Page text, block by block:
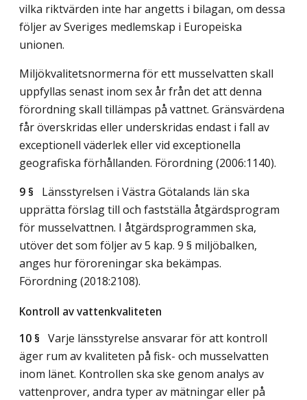
vilka riktvärden inte har angetts i bilagan, om dessa
följer av Sveriges medlemskap i Europeiska
unionen.
Miljökvalitetsnormerna för ett musselvatten skall
uppfyllas senast inom sex år från det att denna
förordning skall tillämpas på vattnet. Gränsvärdena
får överskridas eller underskridas endast i fall av
exceptionell väderlek eller vid exceptionella
geografiska förhållanden. Förordning (2006:1140).
9 § Länsstyrelsen i Västra Götalands län ska
upprätta förslag till och fastställa åtgärdsprogram
för musselvattnen. I åtgärdsprogrammen ska,
utöver det som följer av 5 kap. 9 § miljöbalken,
anges hur föroreningar ska bekämpas.
Förordning (2018:2108).
Kontroll av vattenkvaliteten
10 § Varje länsstyrelse ansvarar för att kontroll
äger rum av kvaliteten på fisk- och musselvatten
inom länet. Kontrollen ska ske genom analys av
vattenprover, andra typer av mätningar eller på